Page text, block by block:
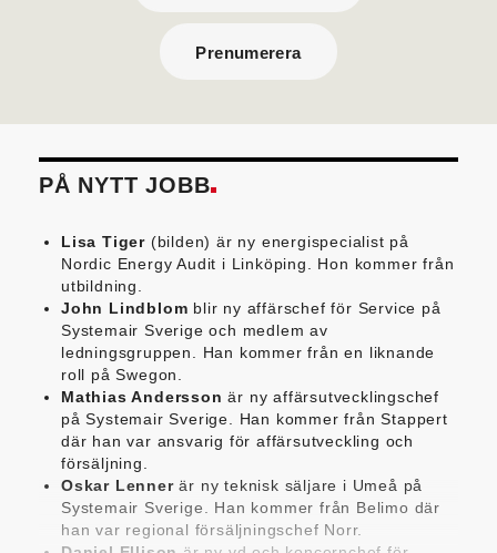
Prenumerera
PÅ NYTT JOBB
Lisa Tiger (bilden) är ny energispecialist på
Nordic Energy Audit i Linköping. Hon kommer från
utbildning.
John Lindblom blir ny affärschef för Service på
Systemair Sverige och medlem av
ledningsgruppen. Han kommer från en liknande
roll på Swegon.
Mathias Andersson är ny affärsutvecklingschef
på Systemair Sverige. Han kommer från Stappert
där han var ansvarig för affärsutveckling och
försäljning.
Oskar Lennerär ny teknisk säljare i Umeå på
Systemair Sverige. Han kommer från Belimo där
han var regional försäljningschef Norr.